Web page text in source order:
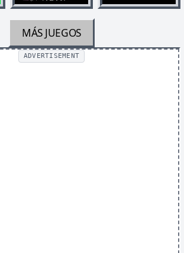
MÁS JUEGOS
ADVERTISEMENT